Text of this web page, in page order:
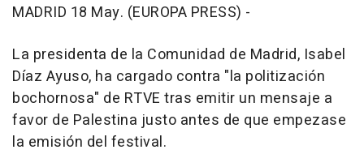
MADRID 18 May. (EUROPA PRESS) -
La presidenta de la Comunidad de Madrid, Isabel
Díaz Ayuso, ha cargado contra "la politización
bochornosa" de RTVE tras emitir un mensaje a
favor de Palestina justo antes de que empezase
la emisión del festival.